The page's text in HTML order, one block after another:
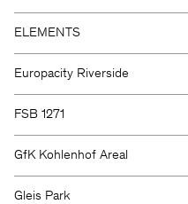
ELEMENTS
Europacity Riverside
FSB 1271
GfK Kohlenhof Areal
Gleis Park